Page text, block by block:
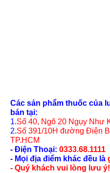
Các sản phẩm thuốc của
bán tại:
1.Số 40, Ngõ 20 Ngụy Như
2.Số 391/10H đường Điện
TP.HCM
- Điện Thoại: 0333.68.1111
- Mọi địa điểm khác đều là
- Quý khách vui lòng lưu ý!